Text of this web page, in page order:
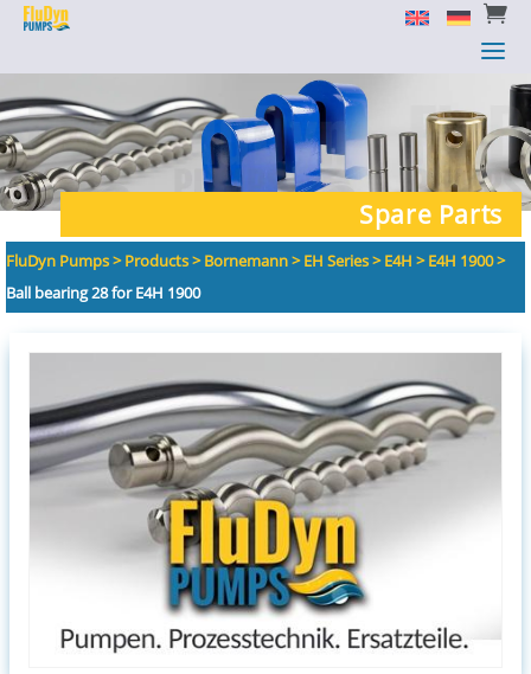

a

a
Spare Parts
FluDyn Pumps>Products>Bornemann>EH Series>E4H >E4H 1900>
Ball bearing 28 for E4H 1900